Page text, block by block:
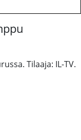
Tilaaja: IL-TV.